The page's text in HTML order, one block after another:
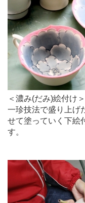
＜濃み(だみ)絵付け＞
一珍技法で盛り上げ
せて塗っていく下絵
す。